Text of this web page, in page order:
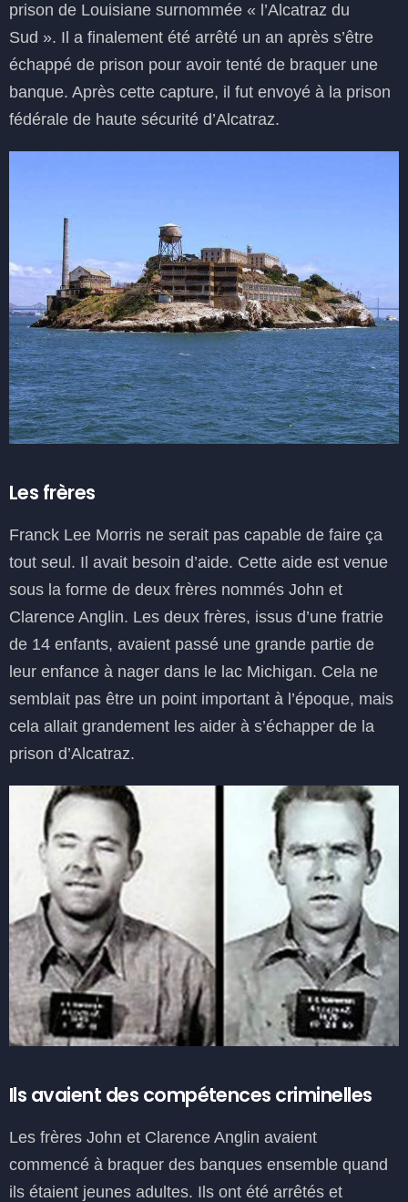
prison de Louisiane surnommée « l’Alcatraz du
Sud ». Il a finalement été arrêté un an après s’être
échappé de prison pour avoir tenté de braquer une
banque. Après cette capture, il fut envoyé à la prison
fédérale de haute sécurité d’Alcatraz.
Les frères
Franck Lee Morris ne serait pas capable de faire ça
tout seul. Il avait besoin d’aide. Cette aide est venue
sous la forme de deux frères nommés John et
Clarence Anglin. Les deux frères, issus d’une fratrie
de 14 enfants, avaient passé une grande partie de
leur enfance à nager dans le lac Michigan. Cela ne
semblait pas être un point important à l’époque, mais
cela allait grandement les aider à s’échapper de la
prison d’Alcatraz.
Ils avaient des compétences criminelles
Les frères John et Clarence Anglin avaient
commencé à braquer des banques ensemble quand
ils étaient jeunes adultes. Ils ont été arrêtés et